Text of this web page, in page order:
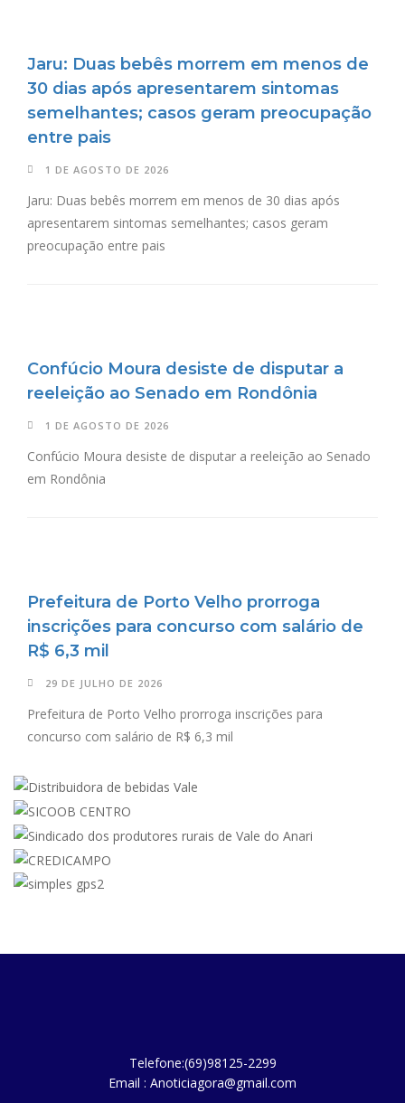
Jaru: Duas bebês morrem em menos de
30 dias após apresentarem sintomas
semelhantes; casos geram preocupação
entre pais
1 DE AGOSTO DE 2026
Jaru: Duas bebês morrem em menos de 30 dias após
apresentarem sintomas semelhantes; casos geram
preocupação entre pais
Confúcio Moura desiste de disputar a
reeleição ao Senado em Rondônia
1 DE AGOSTO DE 2026
Confúcio Moura desiste de disputar a reeleição ao Senado
em Rondônia
Prefeitura de Porto Velho prorroga
inscrições para concurso com salário de
R$ 6,3 mil
29 DE JULHO DE 2026
Prefeitura de Porto Velho prorroga inscrições para
concurso com salário de R$ 6,3 mil
Telefone:(69)98125-2299
Email : Anoticiagora@gmail.com